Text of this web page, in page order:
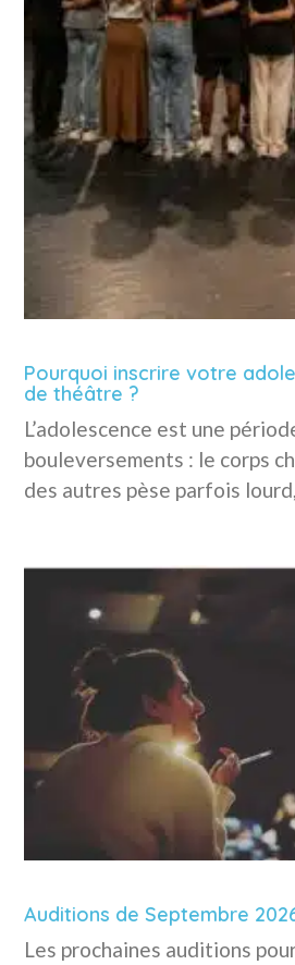
Pourquoi inscrire votre
de théâtre ?
L’adolescence est une
bouleversements : le corps
des autres pèse parfois
Auditions de Septembre
Les prochaines auditions